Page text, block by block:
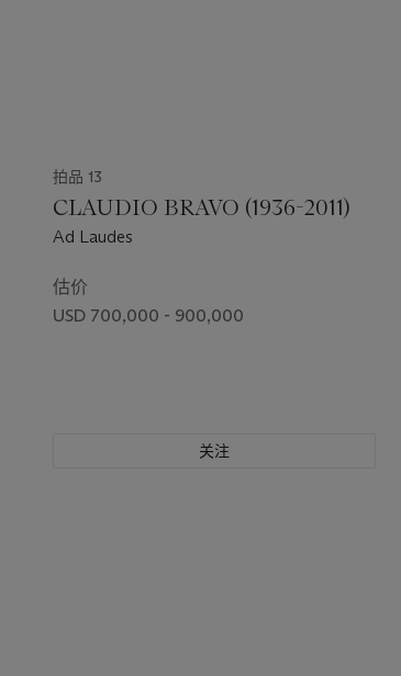
拍品 13
CLAUDIO BRAVO (1936-2011)
Ad Laudes
估价
USD 700,000 - 900,000
关注